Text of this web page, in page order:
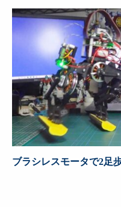
ブラシレスモータで2足